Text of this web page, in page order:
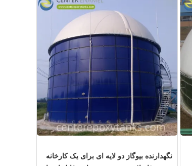
نگهدارنده بیوگاز دو لایه ای برای یک کارخانه